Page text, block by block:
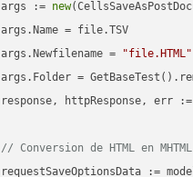
args := new
args.Name = file.TSV
args.Newfilename =
"file.HTML"
args.Folder =
response, httpResponse, err :=
// Conversion de HTML en MHTML
requestSaveOptionsData :=